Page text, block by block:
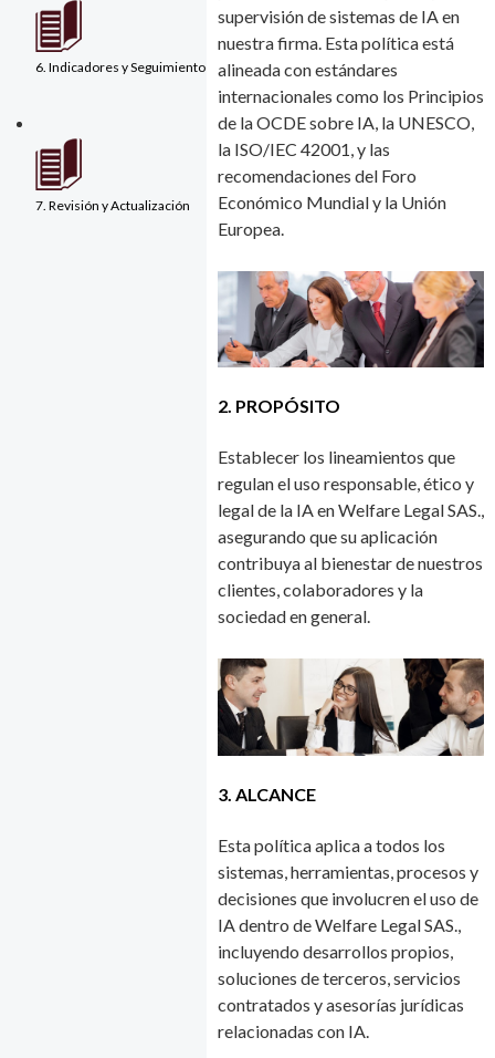
6. Indicadores y Seguimiento
7. Revisión y Actualización
supervisión de sistemas de IA en
nuestra firma. Esta política está
alineada con estándares
internacionales como los Principios
de la OCDE sobre IA, la UNESCO,
la ISO/IEC 42001, y las
recomendaciones del Foro
Económico Mundial y la Unión
Europea.
2. PROPÓSITO
Establecer los lineamientos que
regulan el uso responsable, ético y
legal de la IA en Welfare Legal SAS.,
asegurando que su aplicación
contribuya al bienestar de nuestros
clientes, colaboradores y la
sociedad en general.
3. ALCANCE
Esta política aplica a todos los
sistemas, herramientas, procesos y
decisiones que involucren el uso de
IA dentro de Welfare Legal SAS.,
incluyendo desarrollos propios,
soluciones de terceros, servicios
contratados y asesorías jurídicas
relacionadas con IA.